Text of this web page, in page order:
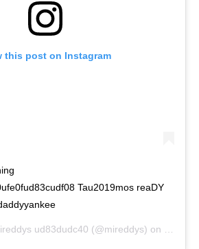
this post on Instagram
Tau2019mos reaDY
ud83dudc40 (@mireddys) on